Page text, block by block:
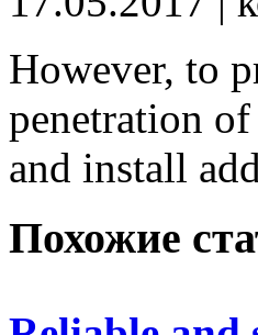
However, to
penetration
and install
Похожие